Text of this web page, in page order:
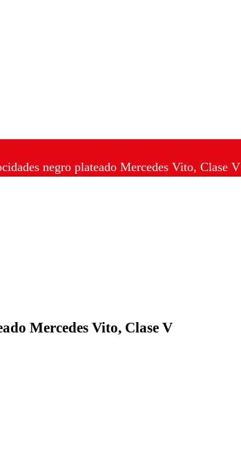
negro plateado Mercedes Vito, Clase V
Mercedes Vito, Clase V